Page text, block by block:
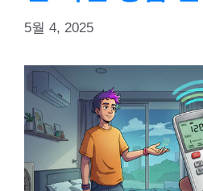
5월 4, 2025